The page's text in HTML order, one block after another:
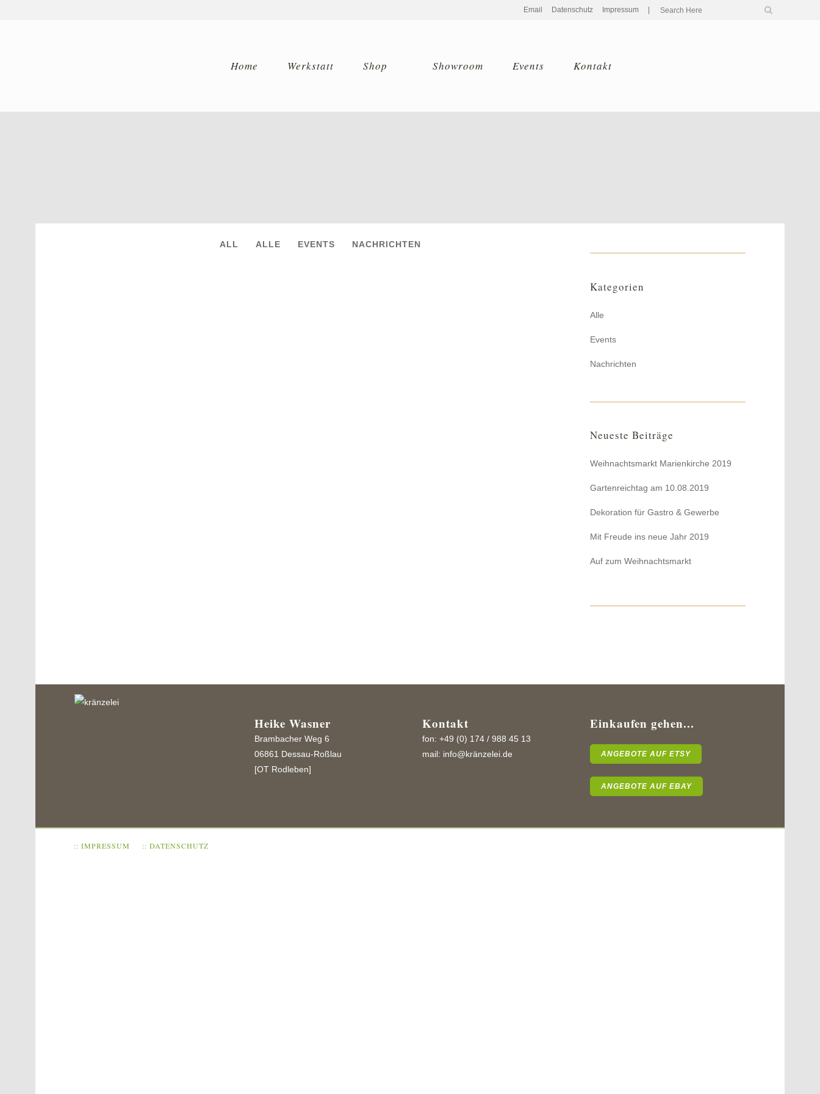
Email Datenschutz Impressum
Home Werkstatt Shop Showroom Events Kontakt
ALL ALLE EVENTS NACHRICHTEN
Kategorien
Alle
Events
Nachrichten
Neueste Beiträge
Weihnachtsmarkt Marienkirche 2019
Gartenreichtag am 10.08.2019
Dekoration für Gastro & Gewerbe
Mit Freude ins neue Jahr 2019
Auf zum Weihnachtsmarkt
Heike Wasner
Brambacher Weg 6
06861 Dessau-Roßlau
[OT Rodleben]
Kontakt
fon: +49 (0) 174 / 988 45 13
mail: info@kränzelei.de
Einkaufen gehen...
ANGEBOTE AUF ETSY
ANGEBOTE AUF EBAY
:: IMPRESSUM :: DATENSCHUTZ